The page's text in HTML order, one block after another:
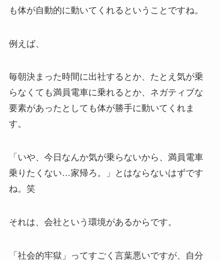
も体が自動的に動いてくれるということですね。
例えば、
毎朝決まった時間に出社するとか、たとえ気が乗
らなくても満員電車に乗れるとか、ネガティブな
要素があったとしても体が勝手に動いてくれま
す。
「いや、今日なんか気が乗らないから、満員電車
乗りたくない…家帰ろ。」とはならないはずです
ね。笑
それは、会社という環境があるからです。
「社会的牢獄」ってすごく言葉悪いですが、自分